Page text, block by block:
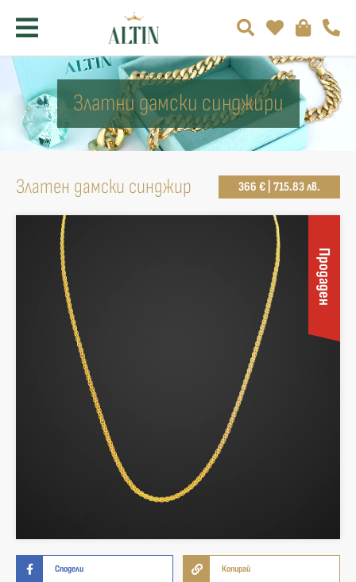
Златни дамски синджири
Златен дамски синджир 366 € | 715.83 лв.
Продаден
Сподели Копирай